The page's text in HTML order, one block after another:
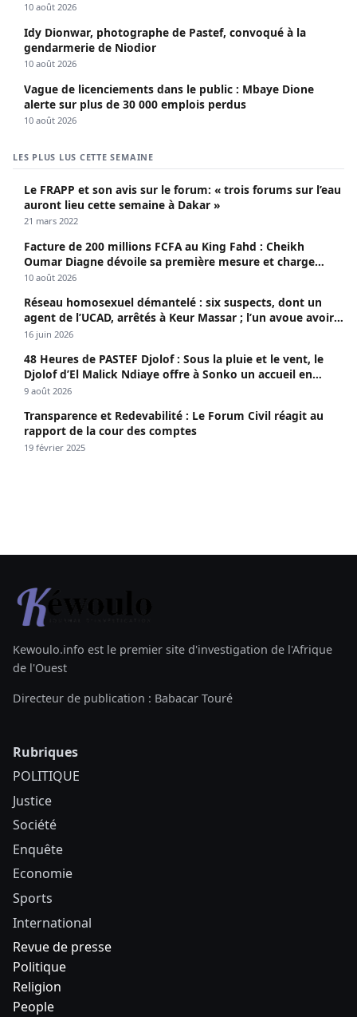
10 août 2026
Idy Dionwar, photographe de Pastef, convoqué à la
gendarmerie de Niodior
10 août 2026
Vague de licenciements dans le public : Mbaye Dione
alerte sur plus de 30 000 emplois perdus
10 août 2026
LES PLUS LUS CETTE SEMAINE
Le FRAPP et son avis sur le forum: « trois forums sur l’eau
auront lieu cette semaine à Dakar »
21 mars 2022
Facture de 200 millions FCFA au King Fahd : Cheikh
Oumar Diagne dévoile sa première mesure et charge
Diomaye et Cie
10 août 2026
Réseau homosexuel démantelé : six suspects, dont un
agent de l’UCAD, arrêtés à Keur Massar ; l’un avoue avoir
propagé le VIH depuis 2018
16 juin 2026
48 Heures de PASTEF Djolof : Sous la pluie et le vent, le
Djolof d’El Malick Ndiaye offre à Sonko un accueil en
apothéose
9 août 2026
Transparence et Redevabilité : Le Forum Civil réagit au
rapport de la cour des comptes
19 février 2025
Kewoulo.info est le premier site d'investigation de l'Afrique
de l'Ouest
Directeur de publication : Babacar Touré
Rubriques
POLITIQUE
Justice
Société
Enquête
Economie
Sports
International
Revue de presse
Politique
Religion
People